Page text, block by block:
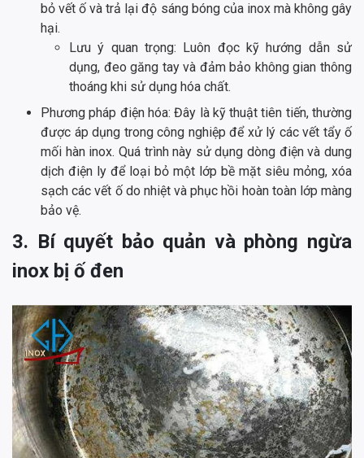
bỏ vết ố và trả lại độ sáng bóng của inox mà không gây
hại.
Lưu ý quan trọng: Luôn đọc kỹ hướng dẫn sử
dụng, đeo găng tay và đảm bảo không gian thông
thoáng khi sử dụng hóa chất.
Phương pháp điện hóa: Đây là kỹ thuật tiên tiến, thường
được áp dụng trong công nghiệp để xử lý các vết tẩy ố
mối hàn inox. Quá trình này sử dụng dòng điện và dung
dịch điện ly để loại bỏ một lớp bề mặt siêu mỏng, xóa
sạch các vết ố do nhiệt và phục hồi hoàn toàn lớp màng
bảo vệ.
3. Bí quyết bảo quản và phòng ngừa
inox bị ố đen